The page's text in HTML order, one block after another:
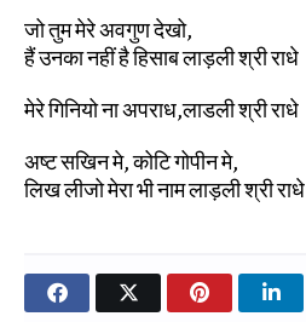
जो तुम मेरे अवगुण देखो,
हैं उनका नहीं है हिसाब लाड़ली श्री राधे
मेरे गिनियो ना अपराध,लाडली श्री राधे
अष्ट सखिन मे, कोटि गोपीन मे,
लिख लीजो मेरा भी नाम लाड़ली श्री राधे